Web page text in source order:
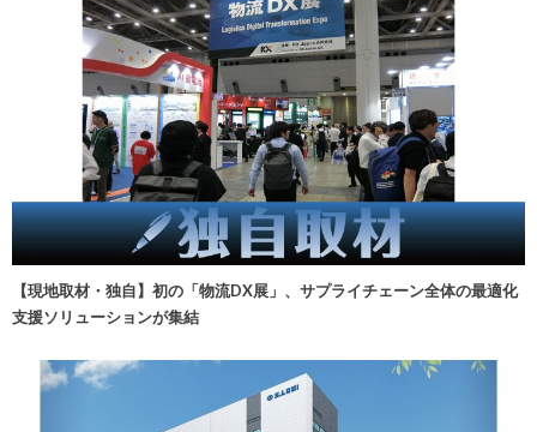
【現地取材・独自】初の「物流DX展」、サプライチェーン全体の最適化
支援ソリューションが集結